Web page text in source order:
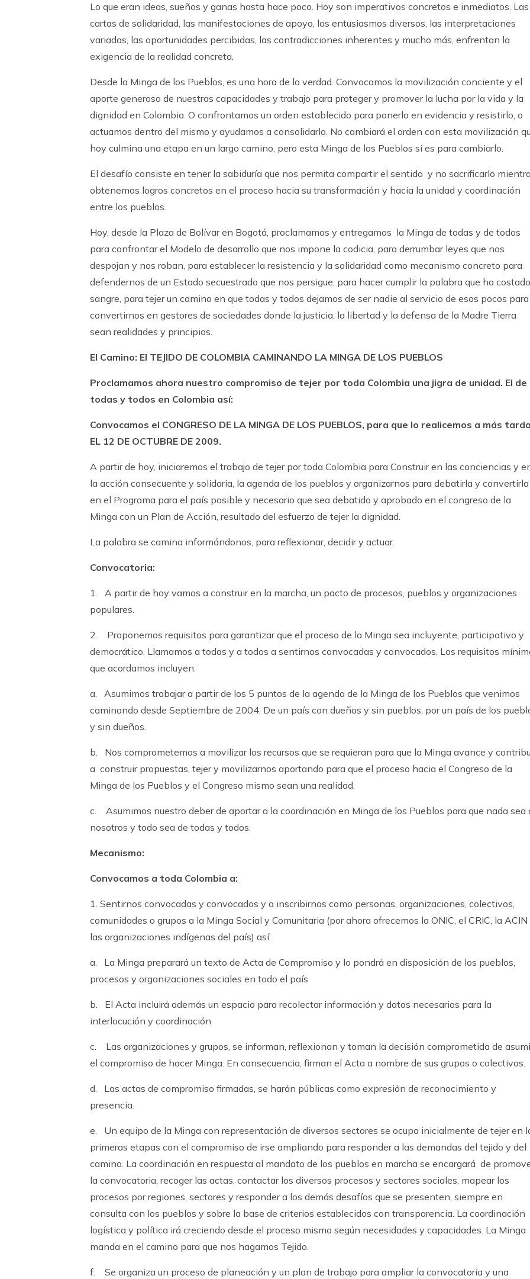
Lo que eran ideas, sueños y ganas hasta hace poco. Hoy son imperativos concretos e inmediatos. Las
cartas de solidaridad, las manifestaciones de apoyo, los entusiasmos diversos, las interpretaciones
variadas, las oportunidades percibidas, las contradicciones inherentes y mucho más, enfrentan la
exigencia de la realidad concreta.
Desde la Minga de los Pueblos, es una hora de la verdad. Convocamos la movilización conciente y el
aporte generoso de nuestras capacidades y trabajo para proteger y promover la lucha por la vida y la
dignidad en Colombia. O confrontamos un orden establecido para ponerlo en evidencia y resistirlo, o
actuamos dentro del mismo y ayudamos a consolidarlo. No cambiará el orden con esta movilización
hoy culmina una etapa en un largo camino, pero esta Minga de los Pueblos si es para cambiarlo.
El desafío consiste en tener la sabiduría que nos permita compartir el sentido y no sacrificarlo
obtenemos logros concretos en el proceso hacia su transformación y hacia la unidad y coordinación
entre los pueblos.
Hoy, desde la Plaza de Bolívar en Bogotá, proclamamos y entregamos la Minga de todas y de todos
para confrontar el Modelo de desarrollo que nos impone la codicia, para derrumbar leyes que nos
despojan y nos roban, para establecer la resistencia y la solidaridad como mecanismo concreto para
defendernos de un Estado secuestrado que nos persigue, para hacer cumplir la palabra que ha costado
sangre, para tejer un camino en que todas y todos dejamos de ser nadie al servicio de esos pocos para
convertirnos en gestores de sociedades donde la justicia, la libertad y la defensa de la Madre Tierra
sean realidades y principios.
El Camino: El TEJIDO DE COLOMBIA CAMINANDO LA MINGA DE LOS PUEBLOS
Proclamamos ahora nuestro compromiso de tejer por toda Colombia una jigra de unidad. El de
todas y todos en Colombia así:
Convocamos el CONGRESO DE LA MINGA DE LOS PUEBLOS, para que lo realicemos a más
EL 12 DE OCTUBRE DE 2009.
A partir de hoy, iniciaremos el trabajo de tejer por toda Colombia para Construir en las conciencias y
la acción consecuente y solidaria, la agenda de los pueblos y organizarnos para debatirla y convertirla
en el Programa para el país posible y necesario que sea debatido y aprobado en el congreso de la
Minga con un Plan de Acción, resultado del esfuerzo de tejer la dignidad.
La palabra se camina informándonos, para reflexionar, decidir y actuar.
Convocatoria:
1. A partir de hoy vamos a construir en la marcha, un pacto de procesos, pueblos y organizaciones
populares.
2. Proponemos requisitos para garantizar que el proceso de la Minga sea incluyente, participativo y
democrático. Llamamos a todas y a todos a sentirnos convocadas y convocados. Los requisitos
que acordamos incluyen:
a. Asumimos trabajar a partir de los 5 puntos de la agenda de la Minga de los Pueblos que venimos
caminando desde Septiembre de 2004. De un país con dueños y sin pueblos, por un país de los
y sin dueños.
b. Nos comprometemos a movilizar los recursos que se requieran para que la Minga avance y
a construir propuestas, tejer y movilizarnos aportando para que el proceso hacia el Congreso de la
Minga de los Pueblos y el Congreso mismo sean una realidad.
c. Asumimos nuestro deber de aportar a la coordinación en Minga de los Pueblos para que nada sea
nosotros y todo sea de todas y todos.
Mecanismo:
Convocamos a toda Colombia a:
1. Sentirnos convocadas y convocados y a inscribirnos como personas, organizaciones, colectivos,
comunidades o grupos a la Minga Social y Comunitaria (por ahora ofrecemos la ONIC, el CRIC, la ACIN
las organizaciones indígenas del país) así:
a. La Minga preparará un texto de Acta de Compromiso y lo pondrá en disposición de los pueblos,
procesos y organizaciones sociales en todo el país
b. El Acta incluirá además un espacio para recolectar información y datos necesarios para la
interlocución y coordinación
c. Las organizaciones y grupos, se informan, reflexionan y toman la decisión comprometida de
el compromiso de hacer Minga. En consecuencia, firman el Acta a nombre de sus grupos o colectivos.
d. Las actas de compromiso firmadas, se harán públicas como expresión de reconocimiento y
presencia.
e. Un equipo de la Minga con representación de diversos sectores se ocupa inicialmente de tejer en
primeras etapas con el compromiso de irse ampliando para responder a las demandas del tejido y del
camino. La coordinación en respuesta al mandato de los pueblos en marcha se encargará de
la convocatoria, recoger las actas, contactar los diversos procesos y sectores sociales, mapear los
procesos por regiones, sectores y responder a los demás desafíos que se presenten, siempre en
consulta con los pueblos y sobre la base de criterios establecidos con transparencia. La coordinación
logística y política irá creciendo desde el proceso mismo según necesidades y capacidades. La Minga
manda en el camino para que nos hagamos Tejido.
f. Se organiza un proceso de planeación y un plan de trabajo para ampliar la convocatoria y una